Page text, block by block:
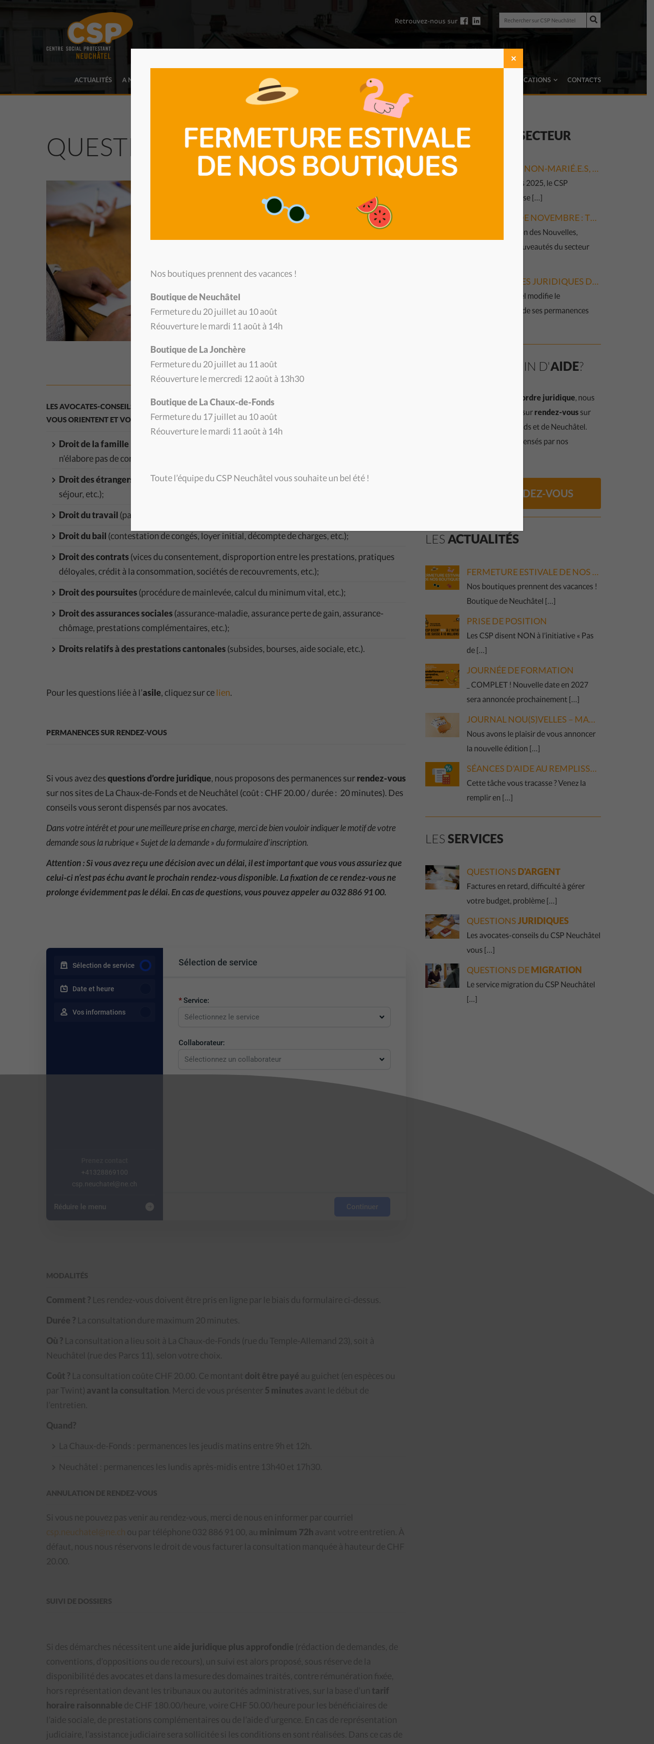
Rechercher
sur
CSP
Rechercher
ACTUALITÉS A NOTRE SUJET BOUTIQUES NOUS SOUTENIR PUBLICATIONS CONTACTS
QUESTIONSJURIDIQUES
LES AVOCATES-CONSEILS DU CSP NEUCHÂTEL VOUS RENSEIGNENT SUR VOS DROITS ET OBLIGATIONS,
VOUS ORIENTENT ET VOUS AIDENT DANS VOS DÉMARCHES, NOTAMMENT EN MATIÈRE DE :
Droit de la famille
n’élabore pas de conventions de divorce);
Droit des étrangers
(demandes de regroupements familiaux, prolongation du permis de
séjour, etc.);
Droit du travail (paiement en cas de maladie, licenciement, etc.);
Droit du bail (contestation de congés, loyer initial, décompte de charges, etc.);
Droit des contrats(vices du consentement, disproportion entre les prestations, pratiques
déloyales, crédit à la consommation, sociétés de recouvrements, etc.);
Droit des poursuites(procédure de mainlevée, calcul du minimum vital, etc.);
Droit des assurances sociales(assurance-maladie, assurance perte de gain, assurance-
chômage, prestations complémentaires, etc.);
Droits relatifs à des prestations cantonales(subsides, bourses, aide sociale, etc.).
Pour les questions liée à l’asile, cliquez sur celien.
PERMANENCES SUR RENDEZ-VOUS
Si vous avez desquestions d’ordre juridique, nous proposons des permanences surrendez-vous
sur nos sites de La Chaux-de-Fonds et de Neuchâtel (coût : CHF 20.00 / durée : 20 minutes). Des
conseils vous seront dispensés par nos avocates.
Dans votre intérêt et pour une meilleure prise en charge, merci de bien vouloir indiquer le motif de votre
demande sous la rubrique « Sujet de la demande » du formulaire d’inscription.
Attention : Si vous avez reçu une décision avec un délai, il est important que vous vous assuriez que
celui-ci n’est pas échu avant le prochain rendez-vous disponible. La fixation de ce rendez-vous ne
prolonge évidemment pas le délai. En cas de questions, vous pouvez appeler au 032 886 91 00.
Sélection de service
Date et heure
Vos informations
+41328869100
csp.neuchatel@ne.ch
Réduire le menu
Sélection de service
Service:
Sélectionnez le service
Collaborateur:
Sélectionnez un collaborateur
Continuer
MODALITÉS
Comment ? Les rendez-vous doivent être pris en ligne par le biais du formulaire ci-dessus.
Durée ? La consultation dure maximum 20 minutes.
Où ? La consultation a lieu soit à La Chaux-de-Fonds (rue du Temple-Allemand 23), soit à
Neuchâtel (rue des Parcs 11), selon votre choix.
Coût ? La consultation coûte CHF 20.00. Ce montant doit être payé au guichet (en espèces ou
par Twint) avant la consultation . Merci de vous présenter 5 minutes avant le début de
l’entretien.
Quand?
La Chaux-de-Fonds : permanences les jeudis matins entre 9h et 12h.
Neuchâtel : permanences les lundis après-midis entre 13h40 et 17h30.
ANNULATION DE RENDEZ-VOUS
Si vous ne pouvez pas venir au rendez-vous, merci de nous en informer par courriel
csp.neuchatel@ne.ch ou par téléphone 032 886 91 00, au minimum 72h avant votre entretien. À
défaut, nous nous réservons le droit de vous facturer la consultation manquée à hauteur de CHF
20.00.
SUIVI DE DOSSIERS
Si des démarches nécessitent une aide juridique plus approfondie (rédaction de demandes, de
conventions, d’oppositions ou de recours), un suivi est alors proposé, sous réserve de la
disponibilité des avocates et dans la mesure des domaines traités, contre rémunération fixée,
hors représentation devant les tribunaux ou autorités administratives, sur la base d’un tarif
horaire raisonnable de CHF 180.00/heure, voire CHF 50.00/heure pour les bénéficiaires de
l’aide sociale, de prestations complémentaires ou de l’aide d’urgence. En cas de représentation
judiciaire, l’assistance judiciaire sera sollicitée si les conditions en sont réalisées. Dans ce cas de
ACTUALITÉS DU SECTEUR
MARIÉ.E.S OU NON-MARIÉ.E.S, NOUS NOUS SÉPARONS. QUELLES DÉMARCHES, QUELS IMPACTS ?
Les 17 et 20 mars 2025, le CSP
Neuchâtel propose […]
NOUVELLES DE NOVEMBRE : TRANSVERSALITÉ
Dans cette édition des Nouvelles,
découvrez les nouveautés du secteur
PERMANENCES JURIDIQUES DU CSP
Le CSP Neuchâtel modifie le
fonctionnement de ses permanences
VOUS AVEZ BESOIN D'AIDE?
questions d’ordre juridique, nous
proposons des permanences sur rendez-vous sur
nos sites de La Chaux-de-Fonds et de Neuchâtel.
Des conseils vous seront dispensés par nos
PRENDRE RENDEZ-VOUS
LESACTUALITÉS
FERMETURE ESTIVALE DE NOS BOUTIQUES
Nos boutiques prennent des vacances !
Boutique de Neuchâtel […]
PRISE DE POSITION
Les CSP disent NON à l’initiative « Pas
de […]
JOURNÉE DE FORMATION
_ COMPLET ! Nouvelle date en 2027
sera annoncée prochainement […]
JOURNAL NOU(S)VELLES – MARS 2026
Nous avons le plaisir de vous annoncer
la nouvelle édition […]
SÉANCES D'AIDE AU REMPLISSAGE DE LA DÉCLARATION D'IMPÔT 2025
Cette tâche vous tracasse ? Venez la
remplir en […]
LESSERVICES
QUESTIONS D'ARGENT
Factures en retard, difficulté à gérer
votre budget, problème […]
QUESTIONSJURIDIQUES
Les avocates-conseils du CSP Neuchâtel
vous […]
QUESTIONS DEMIGRATION
Le service migration du CSP Neuchâtel
[…]
Nos boutiques prennent des vacances !
Boutique de Neuchâtel
Fermeture du 20 juillet au 10 août
Réouverture le mardi 11 août à 14h
Boutique de La Jonchère
Fermeture du 20 juillet au 11 août
Réouverture le mercredi 12 août à 13h30
Boutique de La Chaux-de-Fonds
Fermeture du 17 juillet au 10 août
Réouverture le mardi 11 août à 14h
Toute l’équipe du CSP Neuchâtel vous souhaite un bel été !
✕